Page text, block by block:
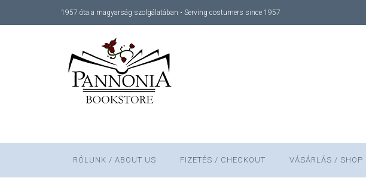
1957 óta a magyarság szolgálatában • Serving costumers since 1957
RÓLUNK / ABOUT US FIZETÉS / CHECKOUT VÁSÁRLÁS / SHOP